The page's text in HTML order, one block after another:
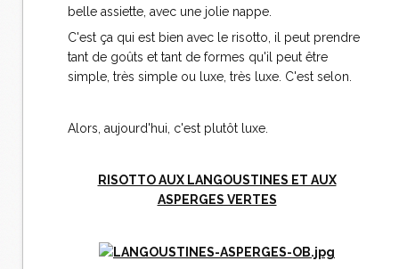
belle assiette, avec une jolie nappe.
C'est ça qui est bien avec le risotto, il peut prendre
tant de goûts et tant de formes qu'il peut être
simple, très simple ou luxe, très luxe. C'est selon.
Alors, aujourd'hui, c'est plutôt luxe.
RISOTTO AUX LANGOUSTINES ET AUX
ASPERGES VERTES